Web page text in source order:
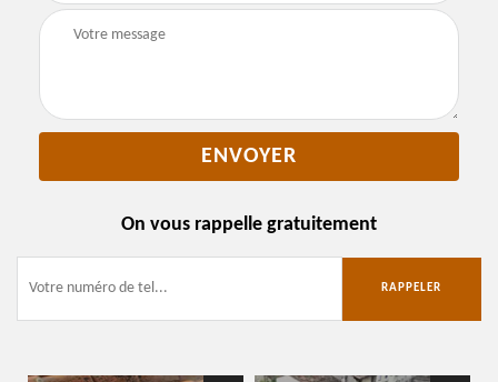
On vous rappelle gratuitement